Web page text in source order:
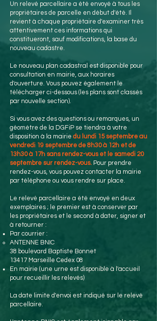
Un relevé parcellaire a été envoyé à tous les
propriétaires de parcelle en début d'été. Il
revient à chaque propriétaire d'examiner très
attentivement ces informations qui
constitueront, sauf modifications, la base du
nouveau cadastre.
Le nouveau plan cadastral est disponible pour
consultation en mairie, aux horaires
d'ouverture. Vous pouvez également le
télécharger ci-dessous (les plans sont classés
par nouvelle section).
Si vous avez des questions ou remarques, un
géomètre de la DGFiP se tiendra à votre
disposition à la mairie du lundi 15 septembre au
vendredi 19 septembre de 8h30 à 12h et de
13h30 à 17h sans rendez-vous et le samedi 20
septembre sur rendez-vous. Pour prendre
rendez-vous, vous pouvez contacter la mairie
par téléphone ou vous rendre sur place.
Le relevé parcellaire a été envoyé en deux
exemplaires ; le premier est à conserver par
les propriétaires et le second à dater, signer et
à retourner :
Par courrier :
ANTENNE BNIC
38 boulevard Baptiste Bonnet
13417 Marseille Cedex 08
En mairie (une urne est disponible à l'accueil
pour recueillir les relevés)
La date limite d'envoi est indiqué sur le relevé
parcellaire.